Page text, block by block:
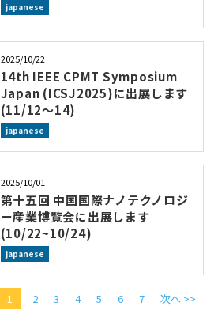
japanese
2025/10/22
14th IEEE CPMT Symposium
Japan (ICSJ2025)に出展します
(11/12～14)
japanese
2025/10/01
第十五回 中国国際ナノテクノロジ
ー産業博覧会に出展します
(10/22~10/24)
japanese
1 2 3 4 5 6 7 次へ >>